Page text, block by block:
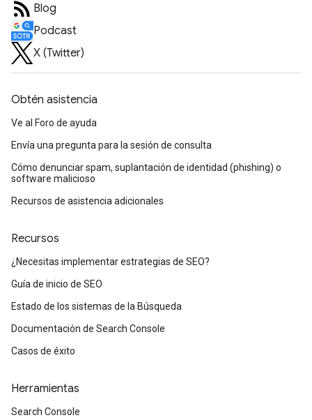
Blog
Podcast
X (Twitter)
Obtén asistencia
Ve al Foro de ayuda
Envía una pregunta para la sesión de consulta
Cómo denunciar spam, suplantación de identidad (phishing) o
software malicioso
Recursos de asistencia adicionales
Recursos
¿Necesitas implementar estrategias de SEO?
Guía de inicio de SEO
Estado de los sistemas de la Búsqueda
Documentación de Search Console
Casos de éxito
Herramientas
Search Console